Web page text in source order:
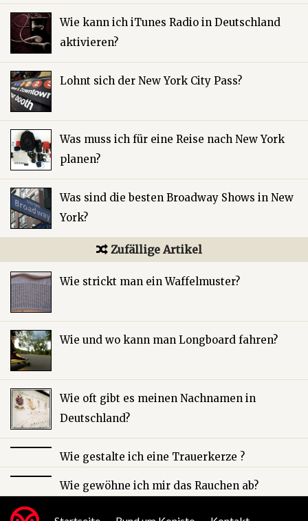
Wie kann ich iTunes Radio in Deutschland
aktivieren?
Lohnt sich der New York City Pass?
Was muss ich für eine Reise nach New York
planen?
Was sind die besten Broadway Shows in New
York?
Zufällige Artikel
Wie strickt man ein Waffelmuster?
Wie und wo kann man Longboard fahren?
Wie oft gibt es meinen Nachnamen in
Deutschland?
Wie gestalte ich eine Trauerkerze ?
Wie gewöhne ich mir das Rauchen ab?